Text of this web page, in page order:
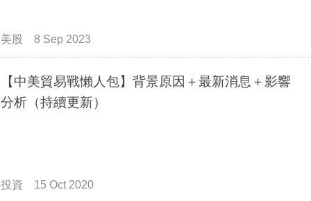
美股 8 Sep 2023
【中美貿易戰懶人包】背景原因＋最新消息＋影響
分析（持續更新）
投資 15 Oct 2020